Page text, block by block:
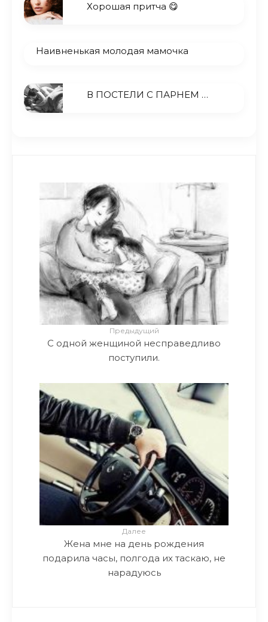
Хорошая притча 😋
Наивненькая молодая мамочка
В ПОСТЕЛИ С ПАРНЕМ …
Предыдущий
С одной женщиной несправедливо
поступили.
Далее
Жена мне на день рождения
подарила часы, полгода их таскаю, не
нарадуюсь